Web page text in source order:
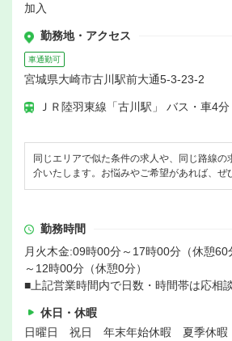
加入
勤務地・アクセス
車通勤可
宮城県大崎市古川駅前大通5-3-23-2
ＪＲ陸羽東線「古川駅」 バス・車4分
同じエリアで似た条件の求人や、同じ路線の
介いたします。お悩みやご希望があれば、ぜ
勤務時間
月火木金:09時00分～17時00分（休憩
～12時00分（休憩0分）
■上記営業時間内で日数・時間帯は応相
休日・休暇
日曜日 祝日 年末年始休暇 夏季休